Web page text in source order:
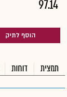
97.14
הוסף לתיק
תמצית דוחות